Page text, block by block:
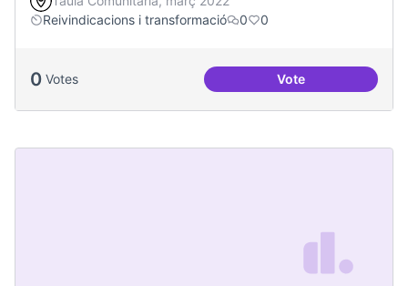
Reivindicacions i transformació
0 0
0 Votes VoteDinàmiques